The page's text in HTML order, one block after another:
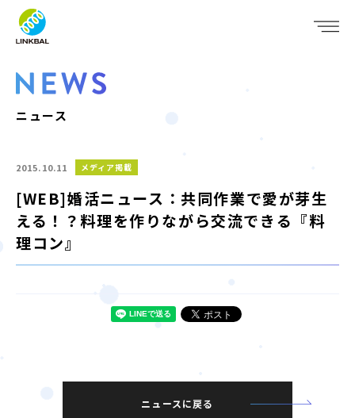
WHO WE ARE
SERVICE
IR
RECRUIT
NEWS
JP
ニュース
2015.10.11 メディア掲載
[WEB]婚活ニュース：共同作業で愛が芽生
える！？料理を作りながら交流できる『料
理コン』
ニュースに戻る